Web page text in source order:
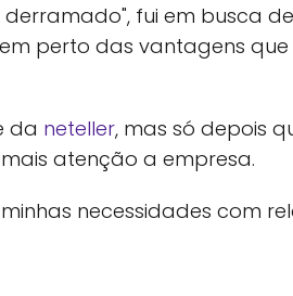
fui em busca
perto das vantagens
da neteller, mas só depois
atenção a empresa.
necessidades com